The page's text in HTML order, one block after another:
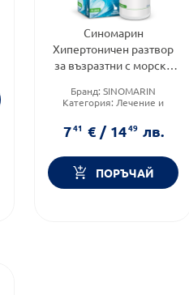
Синомарин
Хипертоничен разтвор
за възразтни с морска
Бранд:SINOMARIN
Категория: Лечение и
Форма на продукта:
741 € / 1449 лв.
ПОРЪЧАЙ